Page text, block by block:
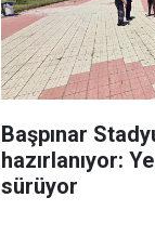
Başpınar
hazırlanıyor:
sürüyor